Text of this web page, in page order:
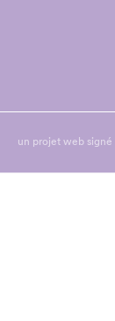
un projet web signé